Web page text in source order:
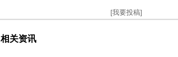
[我要投稿]
相关资讯